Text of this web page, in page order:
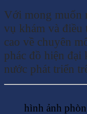
Với mong muốn
vụ khám và
cao về chuyên
phác đồ hiện đại
nước phát triển
hình ảnh